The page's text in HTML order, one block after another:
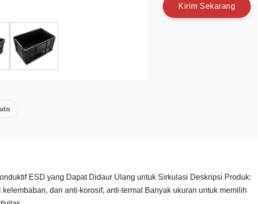
Kirim Sekarang
ESD yang Dapat Didaur Ulang untuk Sirkulasi Deskripsi Produk:
dan anti-korosif, anti-termal Banyak ukuran untuk memilih